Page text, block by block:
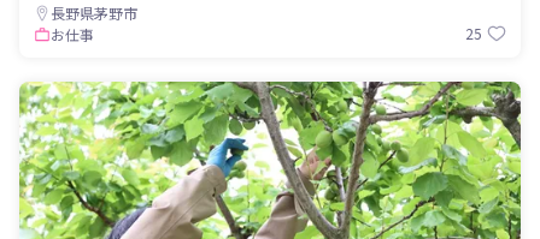
長野県茅野市
お仕事
25